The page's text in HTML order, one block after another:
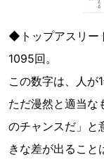
◆トップアスリー
1095回。
この数字は、人が
ただ漫然と適当な
のチャンスだ」と
きな差が出ること